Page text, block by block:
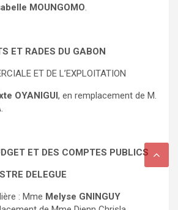
MOUNGOMO.
ET RADES DU GABON
ET DE L’EXPLOITATION
OYANIGUI, en remplacement de M.
ET DES COMPTES PUBLICS
DELEGUE
: Mme Melyse GNINGUY